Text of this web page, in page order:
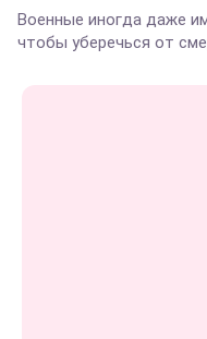
Военные иногда даже
чтобы уберечься от